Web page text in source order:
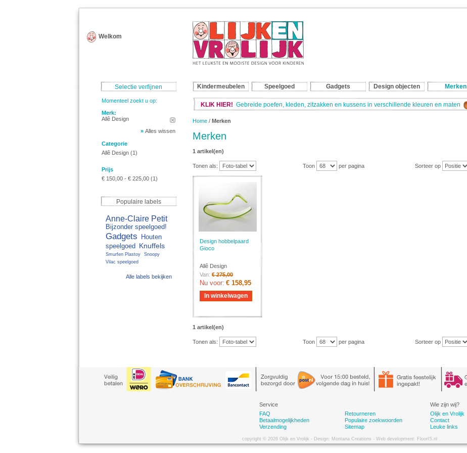
Welkom
Kindermeubelen Speelgoed Gadgets Design objecten Merken
KLIK HIER! Gebreide poefen, kleden, zitzakken en kussens in verschillende kleuren en maten
Home / Merken
Merken
1 artikel(en)
Tonen als: Toon per pagina Sorteer op
Design hobbelpaard
Gioco
Allê Design
Van: € 275,00
Nu voor: € 158,95
In winkelwagen
1 artikel(en)
Tonen als: Toon per pagina Sorteer op
Selectie verfijnen
Momenteel zoekt u op:
Merk:
Allê Design
» Alles wissen
Categorie
Allê Design (1)
Prijs
€ 150,00 - € 225,00 (1)
Populaire labels
Anne-Claire Petit
Bijzonder speelgoed!
Gadgets
Houten
speelgoed
Knuffels
Smurfen Plastoy
Snoopy
Vilac speelgoed
Alle labels bekijken
Service
FAQ
Betaalmogelijkheden
Verzending
Retourneren
Populaire zoekwoorden
Sitemap
Wie zijn wij?
Olijk en Vrolijk
Contact
Leuke links
copyright © 2026 Olijk en Vrolijk - Design: Montana Creations - Web development: FloorIS.nl